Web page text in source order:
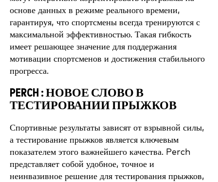
основе данных в режиме реального времени,
гарантируя, что спортсмены всегда тренируются с
максимальной эффективностью. Такая гибкость
имеет решающее значение для поддержания
мотивации спортсменов и достижения стабильного
прогресса.
PERCH : НОВОЕ СЛОВО В
ТЕСТИРОВАНИИ ПРЫЖКОВ
Спортивные результаты зависят от взрывной силы,
а тестирование прыжков является ключевым
показателем этого важнейшего качества. Perch
представляет собой удобное, точное и
неинвазивное решение для тестирования прыжков,